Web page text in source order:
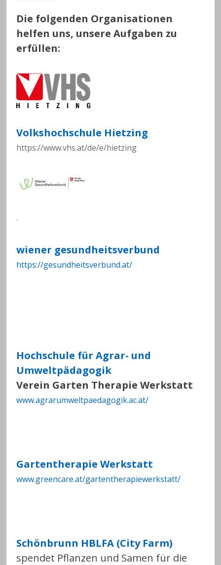
Die folgenden Organisationen
helfen uns, unsere Aufgaben zu
erfüllen:
Volkshochschule Hietzing
https://www.vhs.at/de/e/hietzing
.
wiener gesundheitsverbund
https://gesundheitsverbund.at/
Hochschule für Agrar- und
Umweltpädagogik
Verein Garten Therapie Werkstatt
www.agrarumweltpaedagogik.ac.at/
Gartentherapie Werkstatt
www.greencare.at/gartentherapiewerkstatt/
Schönbrunn HBLFA (City Farm)
spendet Pflanzen und Samen für die